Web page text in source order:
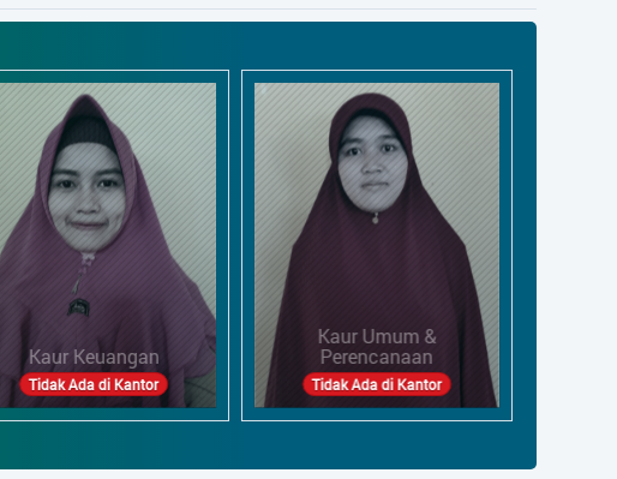
Perencanaan
Tidak Ada di Kantor
Kasi Pemerintahan
Tidak Ada di Kantor